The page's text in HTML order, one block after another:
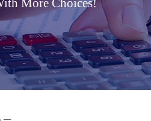
More Choices!